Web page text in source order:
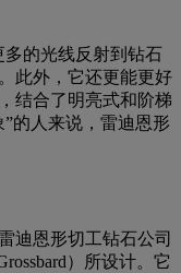
多的光线反射到钻石
此外，它还更能更好
结合了明亮式和阶梯
的人来说，雷迪恩形
迪恩形切工钻石公司
）所设计。它